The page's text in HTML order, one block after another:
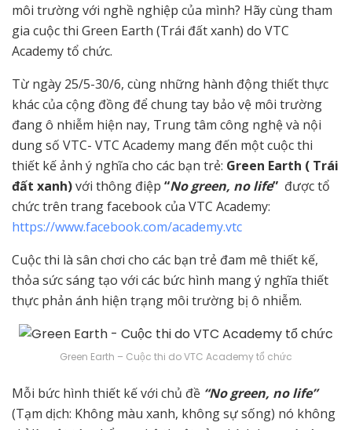
môi trường với nghề nghiệp của mình? Hãy cùng tham
gia cuộc thi Green Earth (Trái đất xanh) do VTC
Academy tổ chức.
Từ ngày 25/5-30/6, cùng những hành động thiết thực
khác của cộng đồng để chung tay bảo vệ môi trường
đang ô nhiễm hiện nay, Trung tâm công nghệ và nội
dung số VTC- VTC Academy mang đến một cuộc thi
thiết kế ảnh ý nghĩa cho các bạn trẻ: Green Earth ( Trái
đất xanh)với thông điệp “No green, no life” được tổ
chức trên trang facebook của VTC Academy:
https://www.facebook.com/academy.vtc
Cuộc thi là sân chơi cho các bạn trẻ đam mê thiết kế,
thỏa sức sáng tạo với các bức hình mang ý nghĩa thiết
thực phản ánh hiện trạng môi trường bị ô nhiễm.
Green Earth – Cuộc thi do VTC Academy tổ chức
Mỗi bức hình thiết kế với chủ đề “No green, no life”
(Tạm dịch: Không màu xanh, không sự sống) nó không